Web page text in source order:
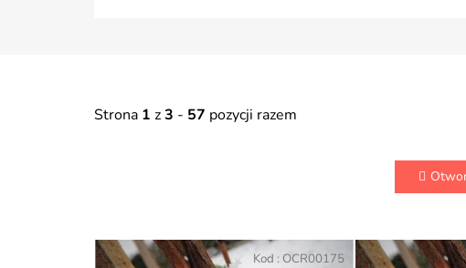
Strona 1 z3 - 57 pozycji razem
L
Kod : OCR00175